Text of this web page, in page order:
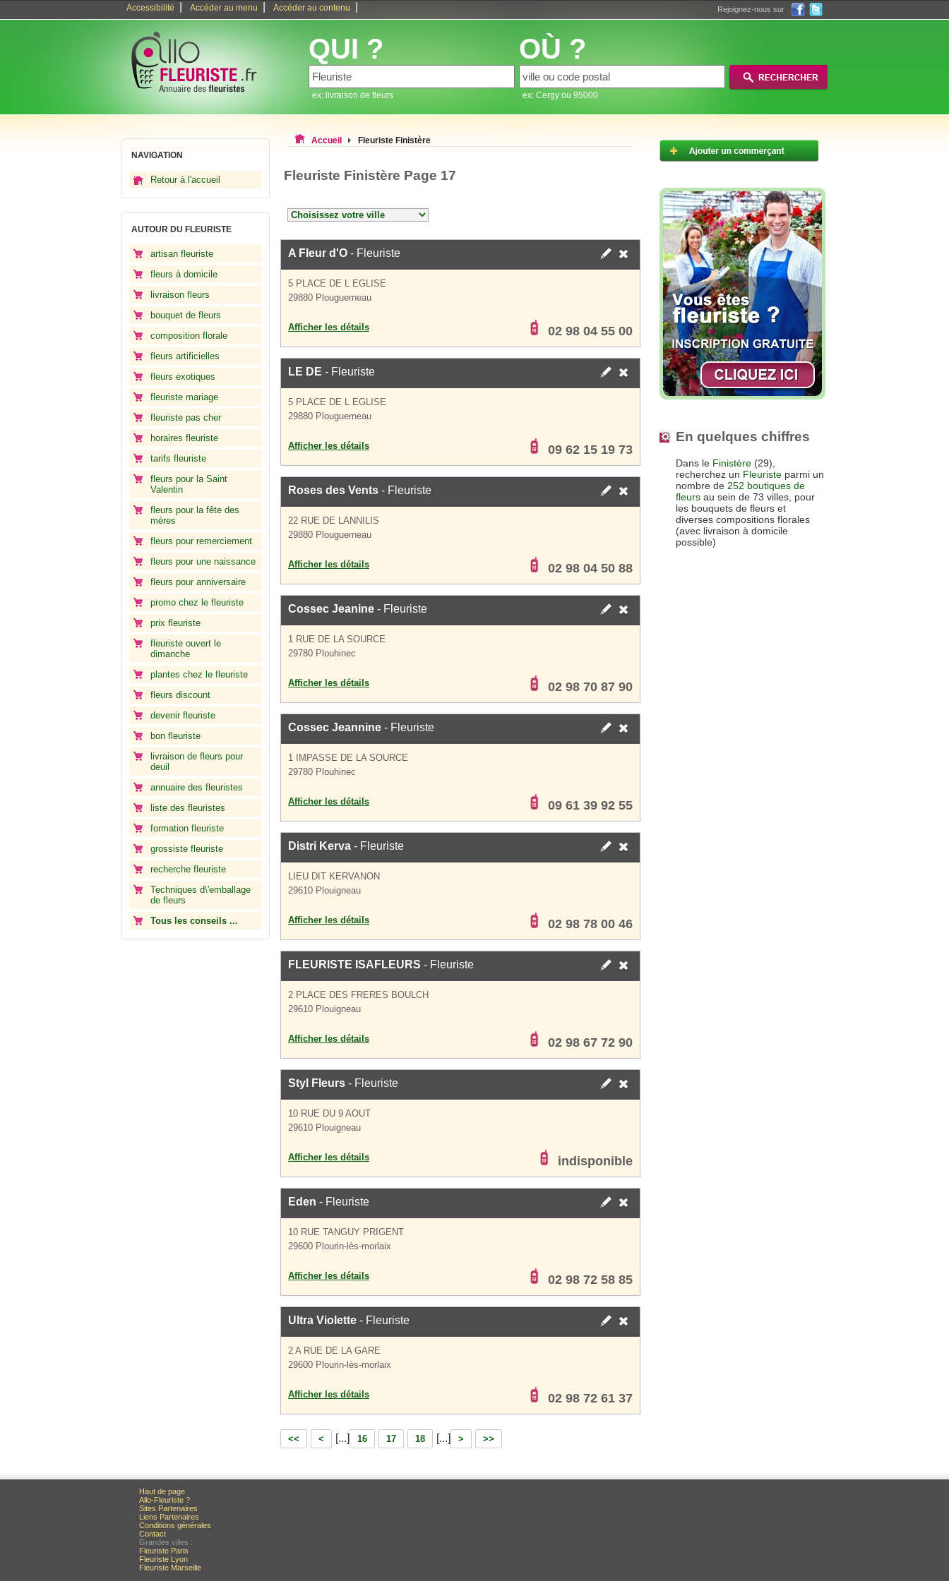
Accessibilité Accéder au menu Accéder au contenu Rejoignez-nous sur
QUI ?
ex: livraison de fleurs
OÙ ?
ex: Cergy ou 95000
NAVIGATION
Retour à l'accueil
AUTOUR DU FLEURISTE
artisan fleuriste
fleurs à domicile
livraison fleurs
bouquet de fleurs
composition florale
fleurs artificielles
fleurs exotiques
fleuriste mariage
fleuriste pas cher
horaires fleuriste
tarifs fleuriste
fleurs pour la Saint
Valentin
fleurs pour la fête des
mères
fleurs pour remerciement
fleurs pour une naissance
fleurs pour anniversaire
promo chez le fleuriste
prix fleuriste
fleuriste ouvert le
dimanche
plantes chez le fleuriste
fleurs discount
devenir fleuriste
bon fleuriste
livraison de fleurs pour
deuil
annuaire des fleuristes
liste des fleuristes
formation fleuriste
grossiste fleuriste
recherche fleuriste
Techniques d\'emballage
de fleurs
Tous les conseils ...
Accueil Fleuriste Finistère
Fleuriste Finistère Page 17
A Fleur d'O - Fleuriste
5 PLACE DE L EGLISE
29880 Plouguerneau
Afficher les détails 02 98 04 55 00
LE DE - Fleuriste
5 PLACE DE L EGLISE
29880 Plouguerneau
Afficher les détails 09 62 15 19 73
Roses des Vents - Fleuriste
22 RUE DE LANNILIS
29880 Plouguerneau
Afficher les détails 02 98 04 50 88
Cossec Jeanine - Fleuriste
1 RUE DE LA SOURCE
29780 Plouhinec
Afficher les détails 02 98 70 87 90
Cossec Jeannine - Fleuriste
1 IMPASSE DE LA SOURCE
29780 Plouhinec
Afficher les détails 09 61 39 92 55
Distri Kerva - Fleuriste
LIEU DIT KERVANON
29610 Plouigneau
Afficher les détails 02 98 78 00 46
FLEURISTE ISAFLEURS - Fleuriste
2 PLACE DES FRERES BOULCH
29610 Plouigneau
Afficher les détails 02 98 67 72 90
Styl Fleurs - Fleuriste
10 RUE DU 9 AOUT
29610 Plouigneau
Afficher les détails indisponible
Eden - Fleuriste
10 RUE TANGUY PRIGENT
29600 Plourin-lès-morlaix
Afficher les détails 02 98 72 58 85
Ultra Violette - Fleuriste
2 A RUE DE LA GARE
29600 Plourin-lès-morlaix
Afficher les détails 02 98 72 61 37
<< < [...] 16 17 18 [...] > >>
En quelques chiffres
Dans le Finistère (29),
recherchez un Fleuriste parmi un
nombre de 252 boutiques de
fleurs au sein de 73 villes, pour
les bouquets de fleurs et
diverses compositions florales
(avec livraison à domicile
possible)
Haut de page
Allo-Fleuriste ?
Sites Partenaires
Liens Partenaires
Conditions générales
Contact
Grandes villes :
Fleuriste Paris
Fleuriste Lyon
Fleuriste Marseille